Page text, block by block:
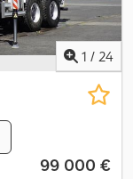
1 / 24
99 000 €